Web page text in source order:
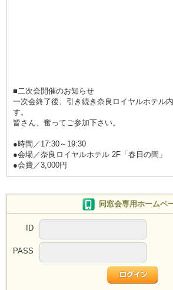
■二次会開催のお知らせ
一次会終了後、引き続き奈良ロイヤルホテル
す。
皆さん、奮ってご参加下さい。
●時間／17:30～19:30
●会場／奈良ロイヤルホテル 2F「春日の間」
●会費／3,000円
同窓会専用ホームペ
ID
PASS